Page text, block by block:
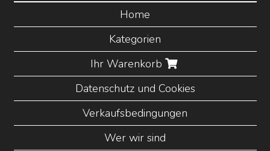
Home
Kategorien
Ihr Warenkorb
Datenschutz und Cookies
Verkaufsbedingungen
Wer wir sind